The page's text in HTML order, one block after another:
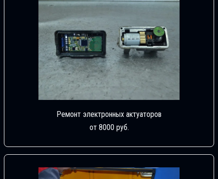
Ремонт электронных актуаторов
от 8000 руб.